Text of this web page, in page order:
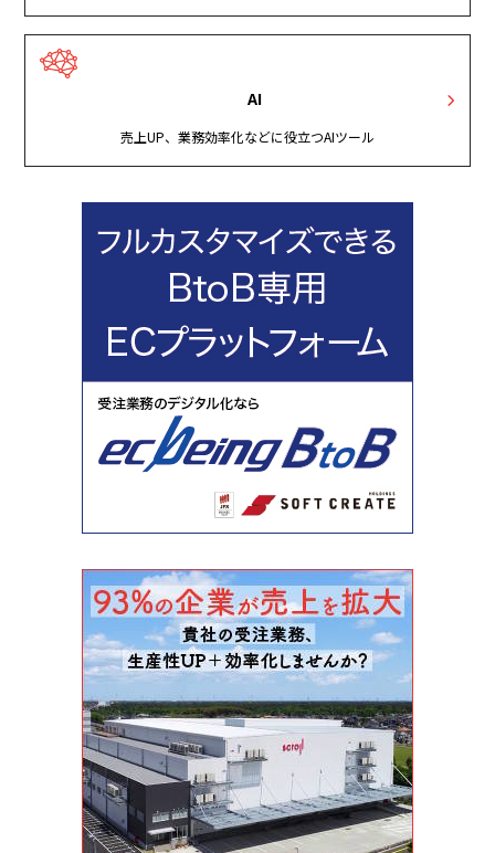
AI
売上UP、業務効率化などに役立つAIツール